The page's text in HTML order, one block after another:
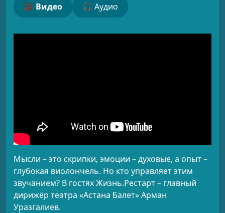
🎥 Видео 🎧 Аудио
Мысли – это скрипки, эмоции – духовые, а опыт –
глубокая виолончель. Но кто управляет этим
звучанием? В гостях Жизнь.Рестарт – главный
дирижёр театра «Астана Балет» Арман
Уразгалиев.